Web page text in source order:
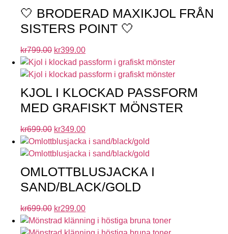
🤍 BRODERAD MAXIKJOL FRÅN
SISTERS POINT 🤍
kr799.00 kr399.00
KJOL I KLOCKAD PASSFORM
MED GRAFISKT MÖNSTER
kr699.00 kr349.00
OMLOTTBLUSJACKA I
SAND/BLACK/GOLD
kr699.00 kr299.00